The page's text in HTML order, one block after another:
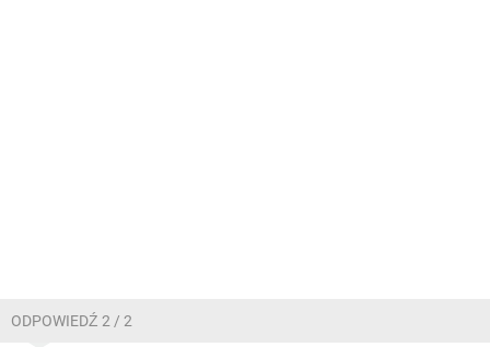
ODPOWIEDŹ 2 / 2